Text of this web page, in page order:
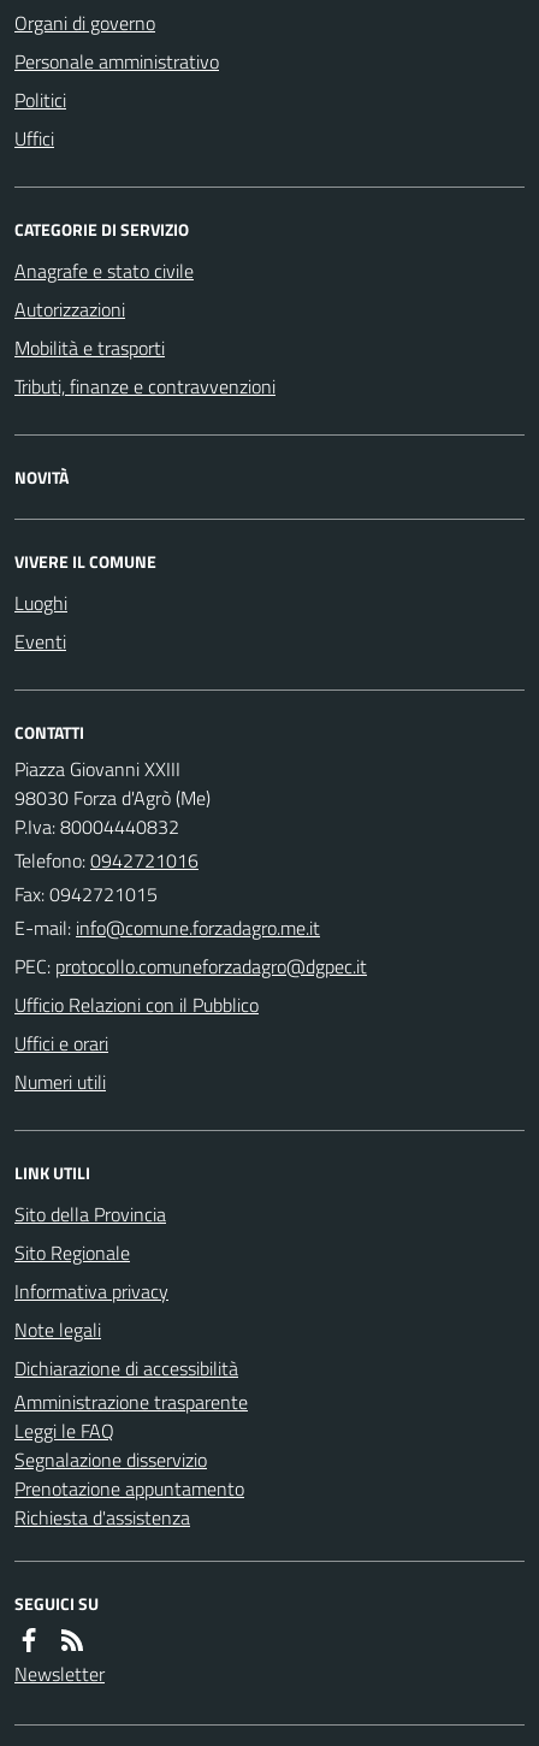
Organi di governo
Personale amministrativo
Politici
Uffici
CATEGORIE DI SERVIZIO
Anagrafe e stato civile
Autorizzazioni
Mobilità e trasporti
Tributi, finanze e contravvenzioni
NOVITÀ
VIVERE IL COMUNE
Luoghi
Eventi
CONTATTI
Piazza Giovanni XXIII
98030 Forza d'Agrò (Me)
P.Iva: 80004440832
Telefono:0942721016
Fax: 0942721015
E-mail:
PEC:
Ufficio Relazioni con il Pubblico
Uffici e orari
Numeri utili
LINK UTILI
Sito della Provincia
Sito Regionale
Informativa privacy
Note legali
Dichiarazione di accessibilità
Amministrazione trasparente
Leggi le FAQ
Segnalazione disservizio
Prenotazione appuntamento
Richiesta d'assistenza
SEGUICI SU
Newsletter